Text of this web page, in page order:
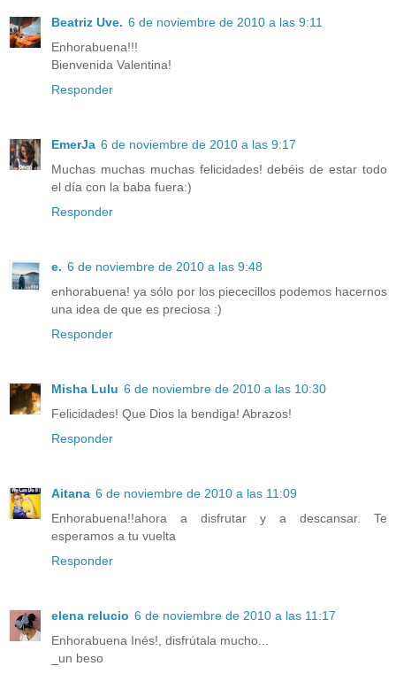
Beatriz Uve. 6 de noviembre de 2010 a las 9:11
Enhorabuena!!!
Bienvenida Valentina!
Responder
EmerJa 6 de noviembre de 2010 a las 9:17
Muchas muchas muchas felicidades! debéis de estar todo
el día con la baba fuera:)
Responder
e. 6 de noviembre de 2010 a las 9:48
enhorabuena! ya sólo por los piececillos podemos hacernos
una idea de que es preciosa :)
Responder
Misha Lulu 6 de noviembre de 2010 a las 10:30
Felicidades! Que Dios la bendiga! Abrazos!
Responder
Aitana 6 de noviembre de 2010 a las 11:09
Enhorabuena!!ahora a disfrutar y a descansar. Te
esperamos a tu vuelta
Responder
elena relucio 6 de noviembre de 2010 a las 11:17
Enhorabuena Inés!, disfrútala mucho...
_un beso